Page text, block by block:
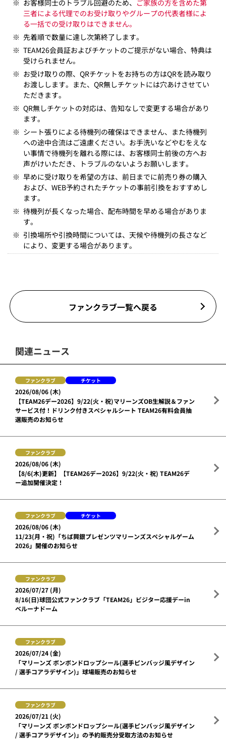
※ お客様同士のトラブル回避のため、 ご家族の方を含めた第
三者による代理でのお受け取りやグループの代表者様によ
る一括での受け取りはできません。
※ 先着順で数量に達し次第終了します。
※ TEAM26会員証およびチケットのご提示がない場合、特典は
受けられません。
※ お受け取りの際、QRチケットをお持ちの方はQRを読み取り
お渡しします。また、QR無しチケットには穴あけさせてい
ただきます。
※ QR無しチケットの対応は、告知なしで変更する場合があり
ます。
※ シート張りによる待機列の確保はできません、また待機列
への途中合流はご遠慮ください。お手洗いなどやむをえな
い事情で待機列を離れる際には、お客様同士前後の方へお
声がけいただき、トラブルのないようお願いします。
※ 早めに受け取りを希望の方は、前日までに前売り券の購入
および、WEB予約されたチケットの事前引換をおすすめし
ます。
※ 待機列が長くなった場合、配布時間を早める場合がありま
す。
※ 引換場所や引換時間については、天候や待機列の長さなど
により、変更する場合があります。
ファンクラブ一覧へ戻る
関連ニュース
ファンクラブ チケット
2026/08/06 (木)
【TEAM26デー2026】9/22(火・祝)マリーンズOB生解説＆ファン
サービス付！ドリンク付きスペシャルシート TEAM26有料会員抽
選販売のお知らせ
ファンクラブ
2026/08/06 (木)
【8/6(木)更新】【TEAM26デー2026】9/22(火・祝) TEAM26デ
ー追加開催決定！
ファンクラブ チケット
2026/08/06 (木)
11/23(月・祝)「ちば興銀プレゼンツマリーンズスペシャルゲーム
2026」開催のお知らせ
ファンクラブ
2026/07/27 (月)
8/16(日)球団公式ファンクラブ「TEAM26」ビジター応援デーin
ベルーナドーム
ファンクラブ
2026/07/24 (金)
「マリーンズ ボンボンドロップシール(選手ピンバッジ風デザイン
/ 選手コアラデザイン)」球場販売のお知らせ
ファンクラブ
2026/07/21 (火)
「マリーンズ ボンボンドロップシール(選手ピンバッジ風デザイン
/ 選手コアラデザイン)」の予約販売分受取方法のお知らせ